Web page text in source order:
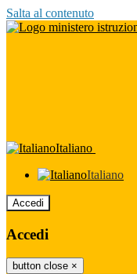
Salta al contenuto
Italiano
Italiano
Accedi
Accedi
button close ×